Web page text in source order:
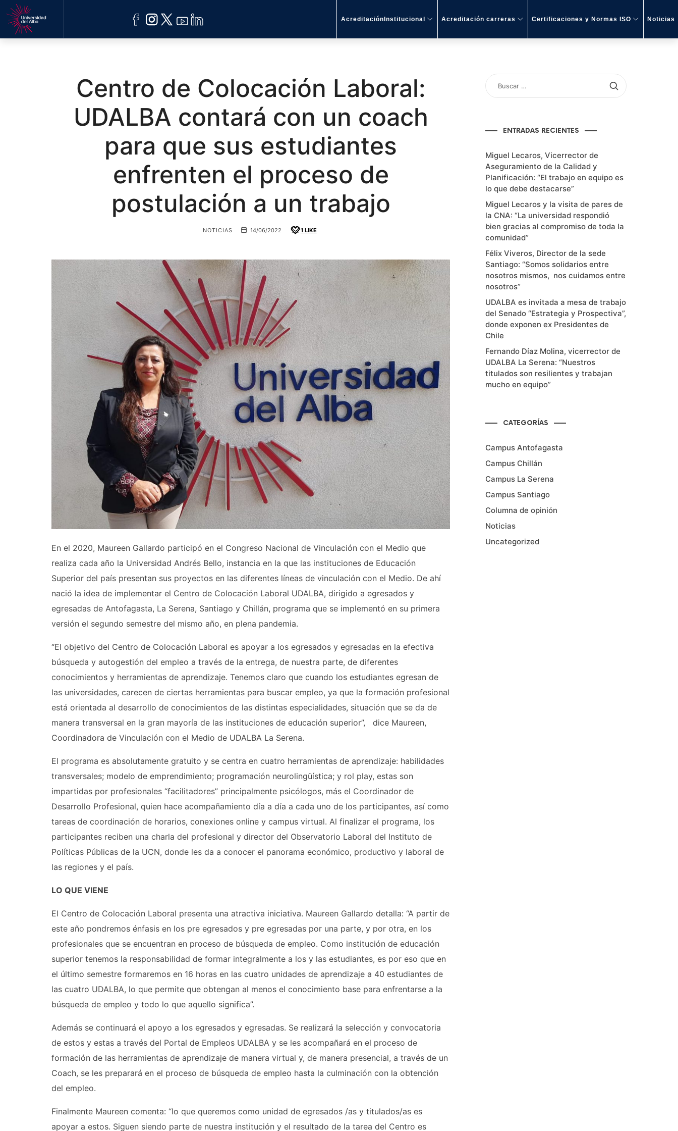
ACREDITACIÓN AcreditaciónInstitucional Acreditación carreras Certificaciones y Normas ISO Noticias
Centro de Colocación Laboral:
UDALBA contará con un coach
para que sus estudiantes
enfrenten el proceso de
postulación a un trabajo
NOTICIAS 14/06/2022 1 LIKE
En el 2020, Maureen Gallardo participó en el Congreso Nacional de Vinculación con el Medio que
realiza cada año la Universidad Andrés Bello, instancia en la que las instituciones de Educación
Superior del país presentan sus proyectos en las diferentes líneas de vinculación con el Medio. De ahí
nació la idea de implementar el Centro de Colocación Laboral UDALBA, dirigido a egresados y
egresadas de Antofagasta, La Serena, Santiago y Chillán, programa que se implementó en su primera
versión el segundo semestre del mismo año, en plena pandemia.
“El objetivo del Centro de Colocación Laboral es apoyar a los egresados y egresadas en la efectiva
búsqueda y autogestión del empleo a través de la entrega, de nuestra parte, de diferentes
conocimientos y herramientas de aprendizaje. Tenemos claro que cuando los estudiantes egresan de
las universidades, carecen de ciertas herramientas para buscar empleo, ya que la formación profesional
está orientada al desarrollo de conocimientos de las distintas especialidades, situación que se da de
manera transversal en la gran mayoría de las instituciones de educación superior”, dice Maureen,
Coordinadora de Vinculación con el Medio de UDALBA La Serena.
El programa es absolutamente gratuito y se centra en cuatro herramientas de aprendizaje: habilidades
transversales; modelo de emprendimiento; programación neurolingüística; y rol play, estas son
impartidas por profesionales “facilitadores” principalmente psicólogos, más el Coordinador de
Desarrollo Profesional, quien hace acompañamiento día a día a cada uno de los participantes, así como
tareas de coordinación de horarios, conexiones online y campus virtual. Al finalizar el programa, los
participantes reciben una charla del profesional y director del Observatorio Laboral del Instituto de
Políticas Públicas de la UCN, donde les da a conocer el panorama económico, productivo y laboral de
las regiones y el país.
LO QUE VIENE
El Centro de Colocación Laboral presenta una atractiva iniciativa. Maureen Gallardo detalla: “A partir de
este año pondremos énfasis en los pre egresados y pre egresadas por una parte, y por otra, en los
profesionales que se encuentran en proceso de búsqueda de empleo. Como institución de educación
superior tenemos la responsabilidad de formar integralmente a los y las estudiantes, es por eso que en
el último semestre formaremos en 16 horas en las cuatro unidades de aprendizaje a 40 estudiantes de
las cuatro UDALBA, lo que permite que obtengan al menos el conocimiento base para enfrentarse a la
búsqueda de empleo y todo lo que aquello significa”.
Además se continuará el apoyo a los egresados y egresadas. Se realizará la selección y convocatoria
de estos y estas a través del Portal de Empleos UDALBA y se les acompañará en el proceso de
formación de las herramientas de aprendizaje de manera virtual y, de manera presencial, a través de un
Coach, se les preparará en el proceso de búsqueda de empleo hasta la culminación con la obtención
del empleo.
Finalmente Maureen comenta: “lo que queremos como unidad de egresados /as y titulados/as es
apoyar a estos. Siguen siendo parte de nuestra institución y el resultado de la tarea del Centro es
BUSCAR
POR:
ENTRADAS RECIENTES
Miguel Lecaros, Vicerrector de
Aseguramiento de la Calidad y
Planificación: “El trabajo en equipo es
lo que debe destacarse”
Miguel Lecaros y la visita de pares de
la CNA: “La universidad respondió
bien gracias al compromiso de toda la
comunidad”
Félix Viveros, Director de la sede
Santiago: “Somos solidarios entre
nosotros mismos, nos cuidamos entre
nosotros”
UDALBA es invitada a mesa de trabajo
del Senado “Estrategia y Prospectiva”,
donde exponen ex Presidentes de
Chile
Fernando Díaz Molina, vicerrector de
UDALBA La Serena: “Nuestros
titulados son resilientes y trabajan
mucho en equipo”
CATEGORÍAS
Campus Antofagasta
Campus Chillán
Campus La Serena
Campus Santiago
Columna de opinión
Noticias
Uncategorized